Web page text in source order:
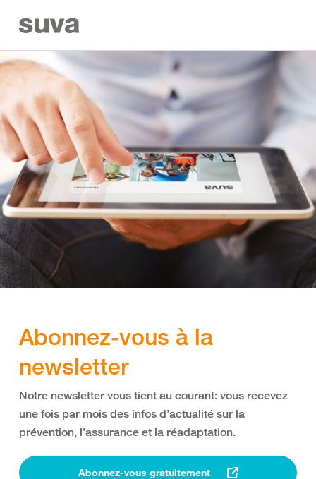
Abonnez-vous à la
newsletter
Notre newsletter vous tient au courant: vous recevez
une fois par mois des infos d’actualité sur la
prévention, l’assurance et la réadaptation.
Abonnez-vous gratuitement